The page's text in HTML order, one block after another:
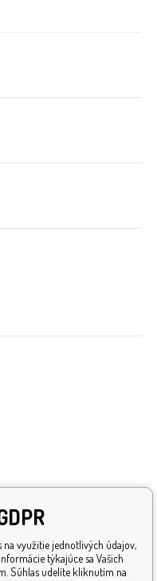
využitie jednotlivých údajov,
týkajúce sa Vašich
Súhlas udelíte kliknutím na